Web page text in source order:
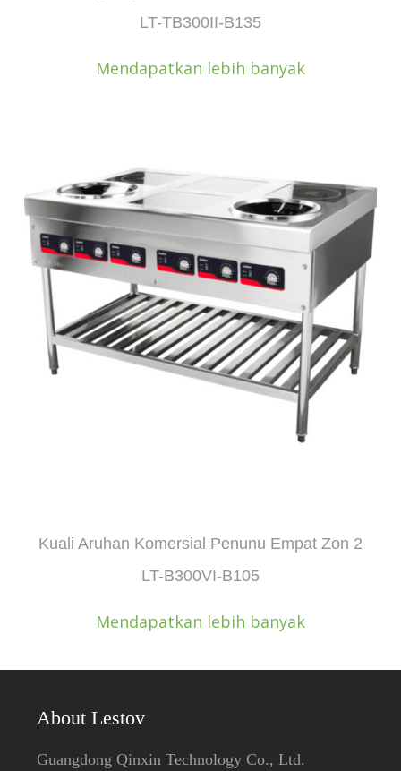
LT-TB300II-B135
Mendapatkan lebih banyak
Kuali Aruhan Komersial Penunu Empat Zon 2
LT-B300VI-B105
Mendapatkan lebih banyak
About Lestov
Guangdong Qinxin Technology Co., Ltd.